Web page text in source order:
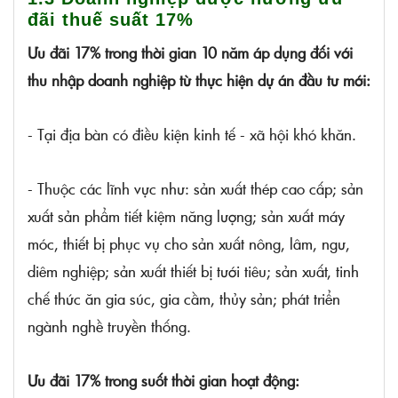
đãi thuế suất 17%
Ưu đãi 17% trong thời gian 10 năm áp dụng đối với
thu nhập doanh nghiệp từ thực hiện dự án đầu tư mới:
- Tại địa bàn có điều kiện kinh tế - xã hội khó khăn.
- Thuộc các lĩnh vực như: sản xuất thép cao cấp; sản
xuất sản phẩm tiết kiệm năng lượng; sản xuất máy
móc, thiết bị phục vụ cho sản xuất nông, lâm, ngư,
diêm nghiệp; sản xuất thiết bị tưới tiêu; sản xuất, tinh
chế thức ăn gia súc, gia cầm, thủy sản; phát triển
ngành nghề truyền thống.
Ưu đãi 17% trong suốt thời gian hoạt động: